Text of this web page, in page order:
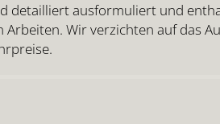
detailliert ausformuliert und
Wir verzichten auf das